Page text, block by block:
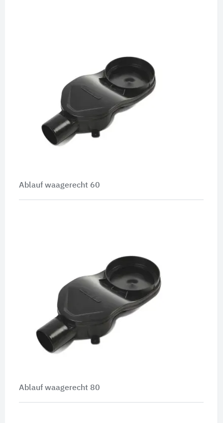
Ablauf waagerecht 60
Ablauf waagerecht 80